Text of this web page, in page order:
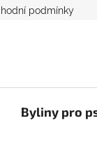
podmínky
Byliny pro